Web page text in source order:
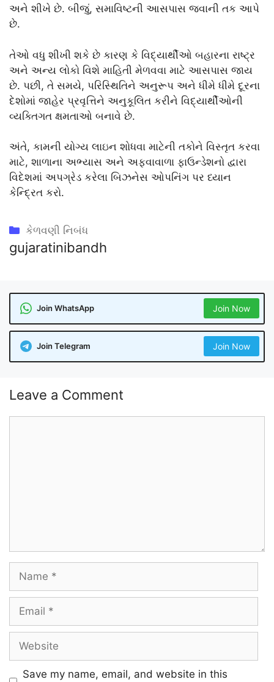
અને શીખે છે. બીજું, સમાવિષ્ટની આસપાસ જવાની તક આપે
છે.
તેઓ વધુ શીખી શકે છે કારણ કે વિદ્યાર્થીઓ બહારના રાષ્ટ્ર
અને અન્ય લોકો વિશે માહિતી મેળવવા માટે આસપાસ જાય
છે. પછી, તે સમયે, પરિસ્થિતિને અનુરૂપ અને ધીમે ધીમે દૂરના
દેશોમાં જાહેર પ્રવૃત્તિને અનુકૂલિત કરીને વિદ્યાર્થીઓની
વ્યક્તિગત ક્ષમતાઓ બનાવે છે.
અંતે, કામની યોગ્ય લાઇન શોધવા માટેની તકોને વિસ્તૃત કરવા
માટે, શાળાના અભ્યાસ અને અફવાવાળા ફાઉન્ડેશનો દ્વારા
વિદેશમાં અપગ્રેડ કરેલા બિઝનેસ ઓપનિંગ પર ધ્યાન
કેન્દ્રિત કરો.
Categories
કેળવણી નિબંધ
gujaratinibandh
Join WhatsApp Join Now
Join Telegram Join Now
Leave a Comment
Save my name, email, and website in this